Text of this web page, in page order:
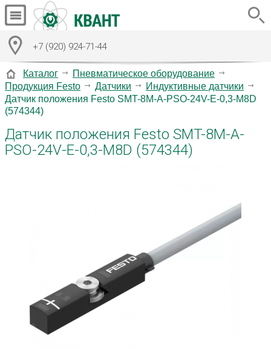
+7 (920) 924-71-44
Каталог
Пневматическое оборудование
Продукция Festo
Датчики
Индуктивные датчики
Датчик положения Festo SMT-8M-A-PSO-24V-E-0,3-M8D
(574344)
Датчик положения Festo SMT-8M-A-
PSO-24V-E-0,3-M8D (574344)